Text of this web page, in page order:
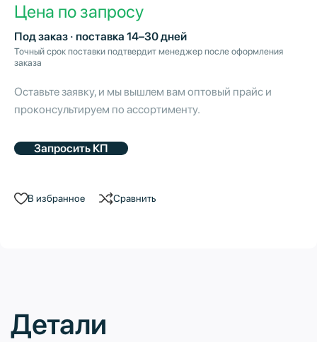
Цена по запросу
Под заказ · поставка 14–30 дней
Точный срок поставки подтвердит менеджер после оформления
заказа
Оставьте заявку, и мы вышлем вам оптовый прайс и
проконсультируем по ассортименту.
Запросить КП
В избранное Сравнить
Детали